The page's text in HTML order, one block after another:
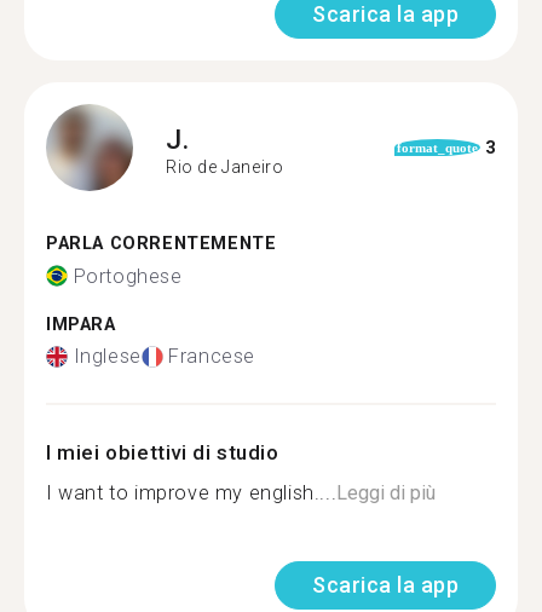
Scarica la app
J.
Rio de Janeiro
format_quote 3
PARLA CORRENTEMENTE
Portoghese
IMPARA
Inglese Francese
I miei obiettivi di studio
I want to improve my english....Leggi di più
Scarica la app